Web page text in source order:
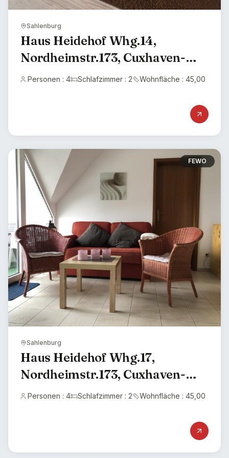
Sahlenburg
Haus Heidehof Whg.14,
Nordheimstr.173, Cuxhaven-
Sahlenburg, Haustiere auf
Personen : 4 Schlafzimmer : 2 Wohnfläche : 45,00
FEWO
Sahlenburg
Haus Heidehof Whg.17,
Nordheimstr.173, Cuxhaven-
Sahlenburg, Haustiere auf
Personen : 4 Schlafzimmer : 2 Wohnfläche : 45,00